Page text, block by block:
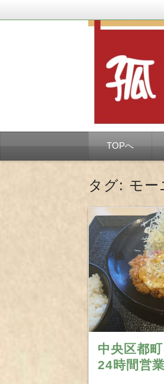
孤高の
千葉市を中心と
TOPへ
タグ: モー
中央区都
24時間営